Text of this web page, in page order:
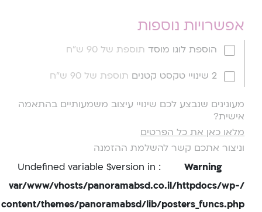
אפשרויות נוספות
הוספת לוגו מוסד תוספת של 90 ש"ח
2 שינויי טקסט קטנים תוספת של 90 ש"ח
מעונינים שנבצע לכם שינויי עיצוב משמעותיים בהתאמה
אישית?
מלאו כאן את כל הפרטים
וניצור אתכם קשר להשלמת ההזמנה
Warning
: Undefined variable $version in
/var/www/vhosts/panoramabsd.co.il/httpdocs/wp-
content/themes/panoramabsd/lib/posters_funcs.php